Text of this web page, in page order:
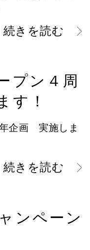
続きを読む
プン４周
す！
企画 実施しま
続きを読む
ンペーン